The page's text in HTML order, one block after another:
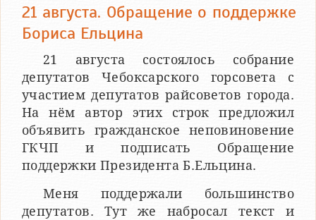
21 августа. Обращение о поддержке
Бориса Ельцина
21 августа состоялось собрание
депутатов Чебоксарского горсовета с
участием депутатов райсоветов города.
На нём автор этих строк предложил
объявить гражданское неповиновение
ГКЧП и подписать Обращение
поддержки Президента Б.Ельцина.
Меня поддержали большинство
депутатов. Тут же набросал текст и